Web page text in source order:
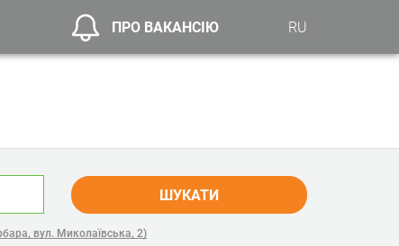
ПРО ВАКАНСІЮ RU
ШУКАТИ
вул. Миколаївська, 2)